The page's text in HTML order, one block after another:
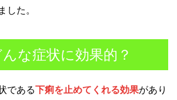
した。
な症状に効果的？
である下痢を止めてくれる効果があり